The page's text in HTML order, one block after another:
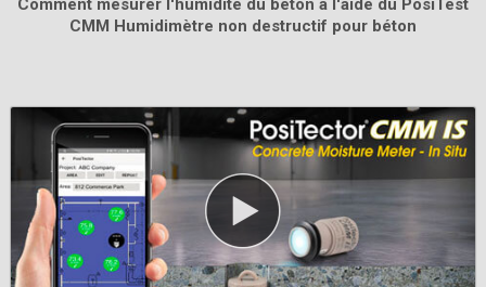
En savoir plus
Comment mesurer l'humidité du béton à l'aide du PosiTest
CMM Humidimètre non destructif pour béton